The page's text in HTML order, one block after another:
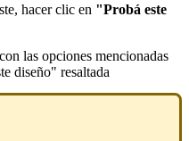
hacer clic en "Probá este